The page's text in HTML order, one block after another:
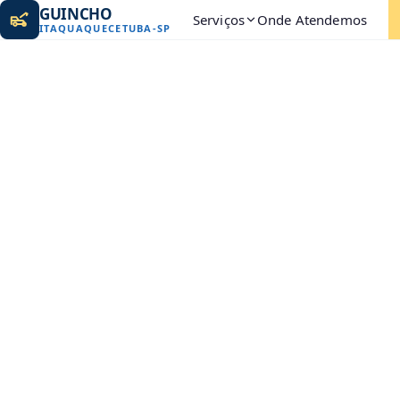
GUINCHO
ITAQUAQUECETUBA-SP Serviços Onde Atendemos